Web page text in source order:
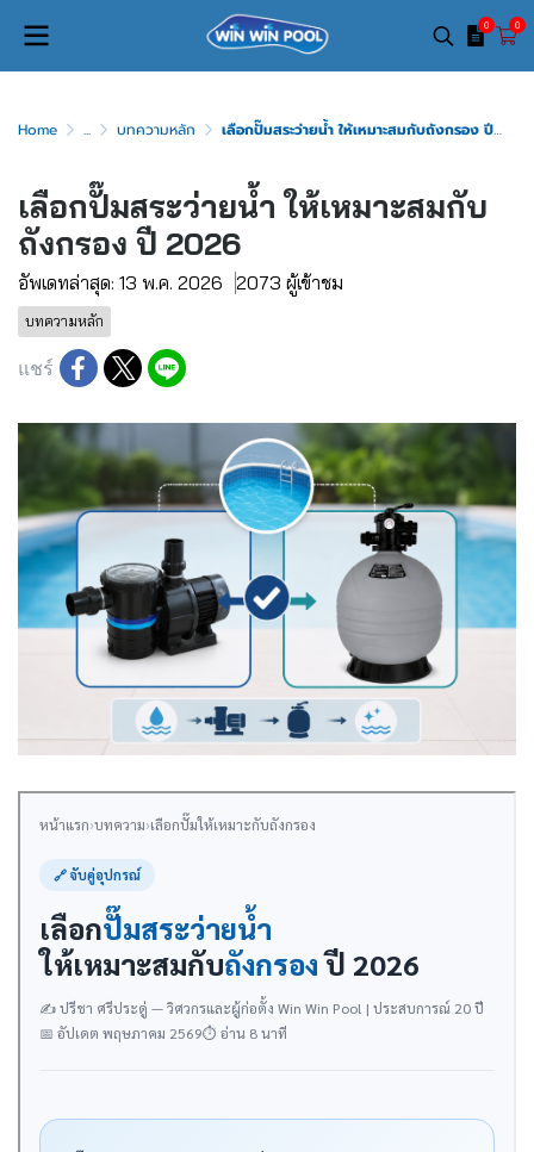
0 0
Home ... บทความหลัก เลือกปั๊มสระว่ายน้ำ ให้เหมาะสมกับถังกรอง ปี 2026
เลือกปั๊มสระว่ายน้ำ ให้เหมาะสมกับ
ถังกรอง ปี 2026
อัพเดทล่าสุด: 13 พ.ค. 2026 2073 ผู้เข้าชม
บทความหลัก
แชร์